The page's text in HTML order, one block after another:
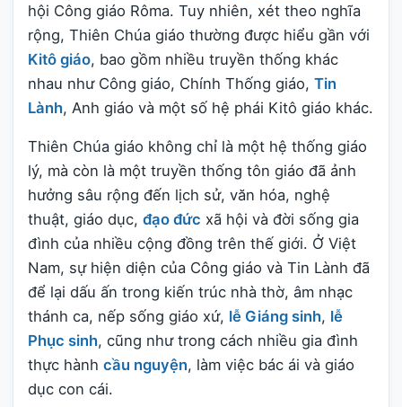
hội Công giáo Rôma. Tuy nhiên, xét theo nghĩa
rộng, Thiên Chúa giáo thường được hiểu gần với
Kitô giáo, bao gồm nhiều truyền thống khác
nhau như Công giáo, Chính Thống giáo, Tin
Lành, Anh giáo và một số hệ phái Kitô giáo khác.
Thiên Chúa giáo không chỉ là một hệ thống giáo
lý, mà còn là một truyền thống tôn giáo đã ảnh
hưởng sâu rộng đến lịch sử, văn hóa, nghệ
thuật, giáo dục, đạo đức xã hội và đời sống gia
đình của nhiều cộng đồng trên thế giới. Ở Việt
Nam, sự hiện diện của Công giáo và Tin Lành đã
để lại dấu ấn trong kiến trúc nhà thờ, âm nhạc
thánh ca, nếp sống giáo xứ, lễ Giáng sinh, lễ
Phục sinh, cũng như trong cách nhiều gia đình
thực hành cầu nguyện, làm việc bác ái và giáo
dục con cái.